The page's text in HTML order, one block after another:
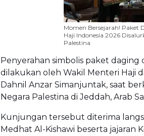
Momen Bersejarah! Paket
Haji Indonesia 2026
Palestina
Penyerahan simbolis paket daging
dilakukan oleh Wakil Menteri Haji
Dahnil Anzar Simanjuntak, saat
Negara Palestina di Jeddah, Arab
Kunjungan tersebut diterima
Medhat Al-Kishawi beserta jajaran